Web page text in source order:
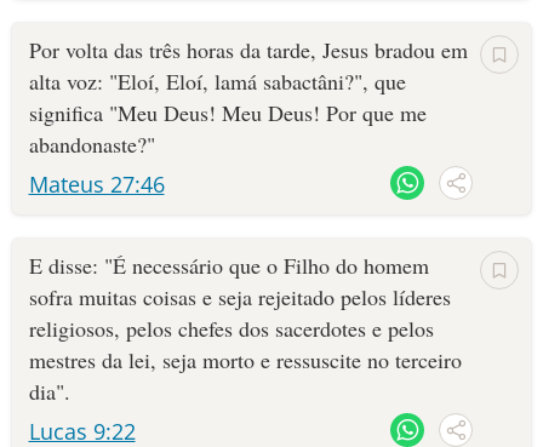
Por volta das três horas da tarde, Jesus bradou em
alta voz: "Eloí, Eloí, lamá sabactâni?", que
significa "Meu Deus! Meu Deus! Por que me
abandonaste?"
Mateus 27:46
E disse: "É necessário que o Filho do homem
sofra muitas coisas e seja rejeitado pelos líderes
religiosos, pelos chefes dos sacerdotes e pelos
mestres da lei, seja morto e ressuscite no terceiro
dia".
Lucas 9:22